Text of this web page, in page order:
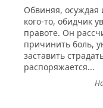
Обвиняя, осуждая
кого-то, обидчик
правоте. Он
причинить боль,
заставить
распоряжается...